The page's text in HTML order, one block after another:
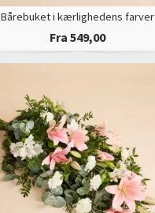
Bårebuket i kærlighedens farver
Fra 549,00